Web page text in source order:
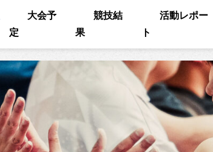
大会予
定
競技結
果
活動レポー
ト